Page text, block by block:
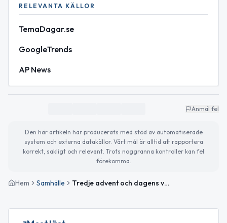
RELEVANTA KÄLLOR
TemaDagar.se
GoogleTrends
AP News
Anmäl fel
Den här artikeln har producerats med stöd av automatiserade
system och externa datakällor. Vårt mål är alltid att rapportera
korrekt, sakligt och relevant. Trots noggranna kontroller kan fel
förekomma.
Hem Samhälle Tredje advent och dagens väder i Gislaved